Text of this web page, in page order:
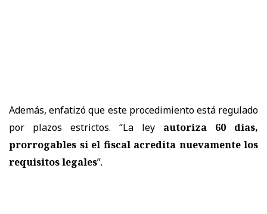
Además, enfatizó que este procedimiento está regulado
por plazos estrictos. “La ley autoriza 60 días,
prorrogables si el fiscal acredita nuevamente los
requisitos legales”.